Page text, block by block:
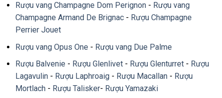
Rượu vang Champagne Dom Perignon- Rượu vang
Champagne Armand De Brignac- Rượu Champagne
Perrier Jouet
Rượu vang Opus One - Rượu vang Due Palme
Rượu Balvenie - Rượu Glenlivet- Rượu Glenturret- Rượu
Lagavulin- Rượu Laphroaig- Rượu Macallan- Rượu
Mortlach- Rượu Talisker- Rượu Yamazaki